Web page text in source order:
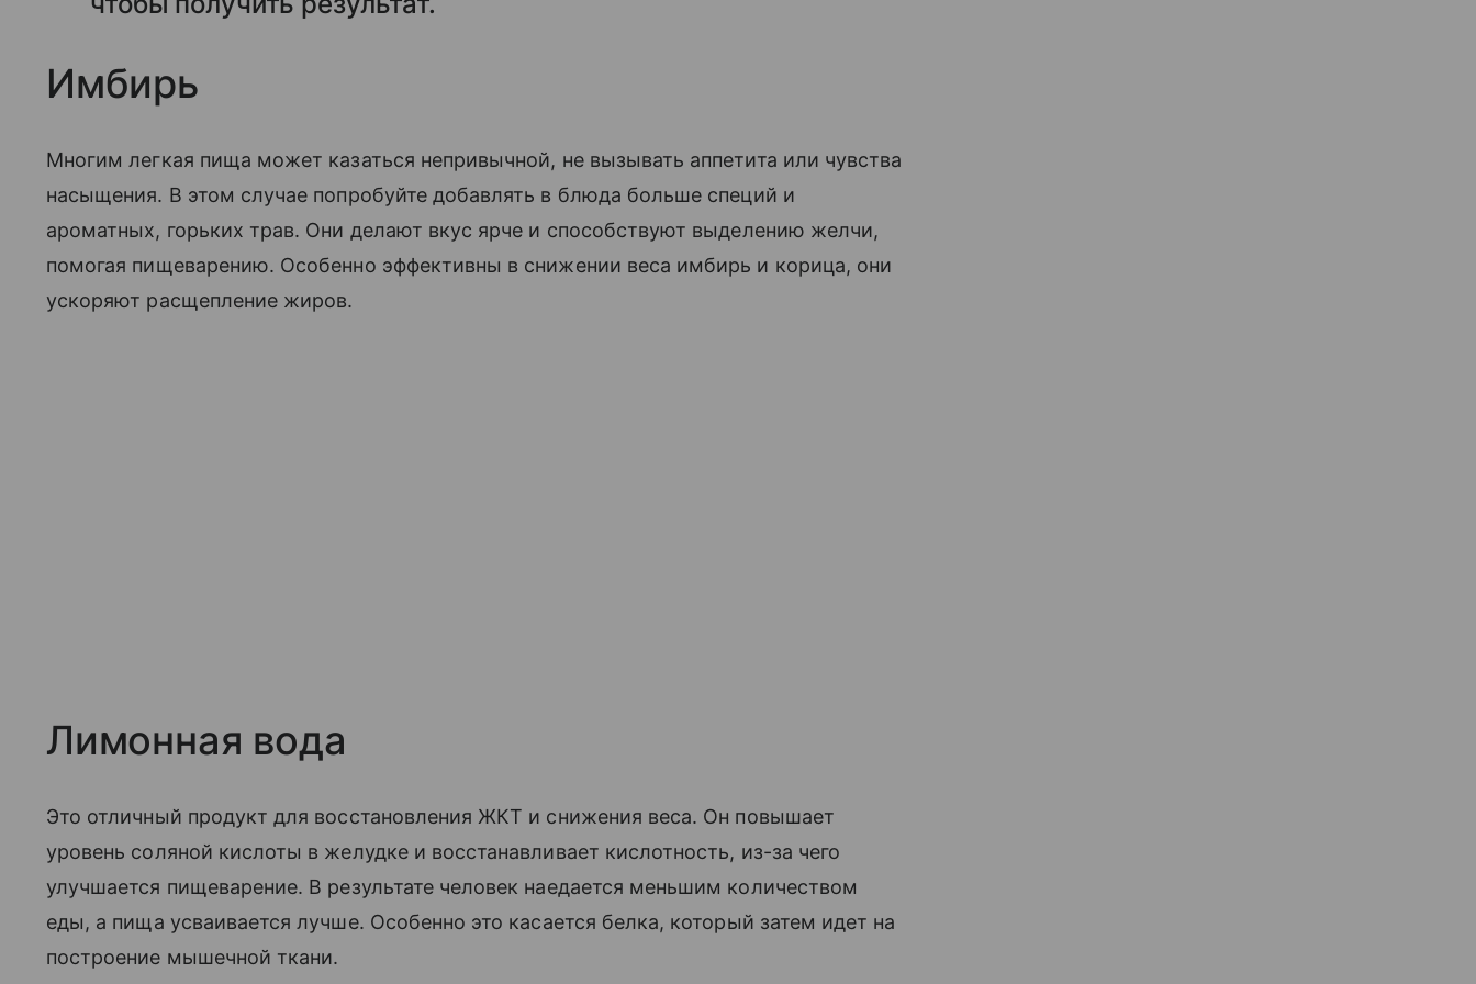
Имбирь
Многим легкая пища может казаться непривычной, не вызывать аппетита или чувства
насыщения. В этом случае попробуйте добавлять в блюда больше специй и
ароматных, горьких трав. Они делают вкус ярче и способствуют выделению желчи,
помогая пищеварению. Особенно эффективны в снижении веса имбирь и корица, они
ускоряют расщепление жиров.
Лимонная вода
Это отличный продукт для восстановления ЖКТ и снижения веса. Он повышает
уровень соляной кислоты в желудке и восстанавливает кислотность, из-за чего
улучшается пищеварение. В результате человек наедается меньшим количеством
еды, а пища усваивается лучше. Особенно это касается белка, который затем идет на
построение мышечной ткани.